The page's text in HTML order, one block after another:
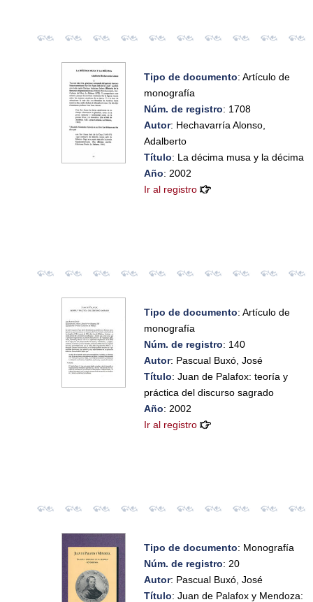
Tipo de documento: Artículo de
monografía
Núm. de registro: 1708
Autor: Hechavarría Alonso,
Adalberto
Título: La décima musa y la décima
Año: 2002
Ir al registro
Tipo de documento: Artículo de
monografía
Núm. de registro: 140
Autor: Pascual Buxó, José
Título: Juan de Palafox: teoría y
práctica del discurso sagrado
Año: 2002
Ir al registro
Tipo de documento: Monografía
Núm. de registro: 20
Autor: Pascual Buxó, José
Título: Juan de Palafox y Mendoza: